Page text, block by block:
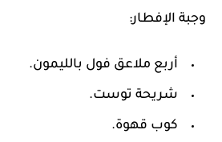
وجبة الإفطار:
أربع ملاعق فول بالليمون.
شريحة توست.
كوب قهوة.